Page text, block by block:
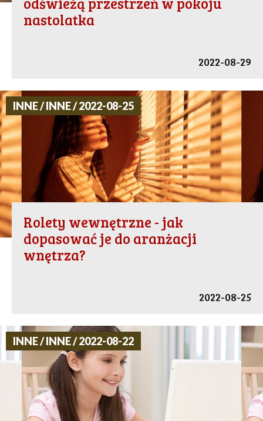
nastolatka
2022-08-29
INNE / INNE / 2022-08-25
Rolety wewnętrzne - jak
dopasować je do aranżacji
wnętrza?
2022-08-25
INNE / INNE / 2022-08-22